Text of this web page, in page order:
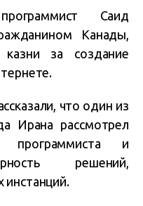
Саид
Канады,
за создание
что один из
Ирана рассмотрел
программиста и
решений,
инстанций.